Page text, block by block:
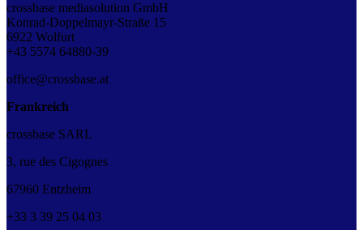
crossbase mediasolution GmbH
Konrad-Doppelmayr-Straße 15
6922 Wolfurt
+43 5574 64880-39
office@crossbase.at
Frankreich
crossbase SARL
3, rue des Cigognes
67960 Entzheim
+33 3 39 25 04 03